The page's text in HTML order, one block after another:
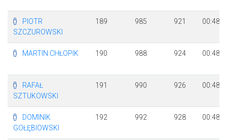
PIOTR
SZCZUROWSKI
189 985 921
MARTIN CHŁOPIK 190 988 924
RAFAŁ
SZTUKOWSKI
191 990 926
DOMINIK
GOŁĘBIOWSKI
192 992 928